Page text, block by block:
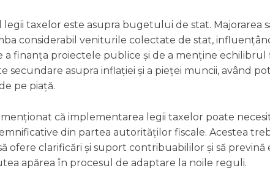
taxelor este asupra bugetului de stat. Majorarea
considerabil veniturile colectate de stat,
finanța proiectele publice și de a menține echilibrul
secundare asupra inflației și a pieței muncii, având
pe piață.
că implementarea legii taxelor poate
din partea autorităților fiscale. Acestea
ofere clarificări și suport contribuabililor și să
apărea în procesul de adaptare la noile reguli.